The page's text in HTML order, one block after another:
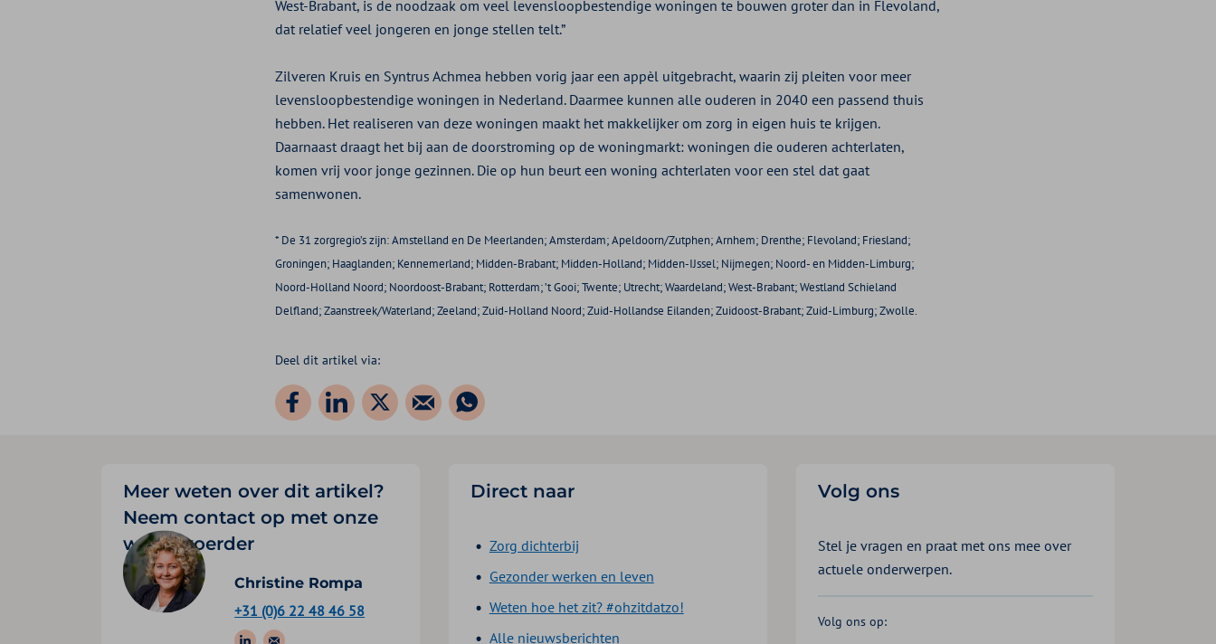
West-Brabant, is de noodzaak om veel levensloopbestendige woningen te bouwen groter dan in Flevoland,
dat relatief veel jongeren en jonge stellen telt.”
Zilveren Kruis en Syntrus Achmea hebben vorig jaar een appèl uitgebracht, waarin zij pleiten voor meer
levensloopbestendige woningen in Nederland. Daarmee kunnen alle ouderen in 2040 een passend thuis
hebben. Het realiseren van deze woningen maakt het makkelijker om zorg in eigen huis te krijgen.
Daarnaast draagt het bij aan de doorstroming op de woningmarkt: woningen die ouderen achterlaten,
komen vrij voor jonge gezinnen. Die op hun beurt een woning achterlaten voor een stel dat gaat
samenwonen.
* De 31 zorgregio’s zijn: Amstelland en De Meerlanden; Amsterdam; Apeldoorn/Zutphen; Arnhem; Drenthe; Flevoland; Friesland;
Groningen; Haaglanden; Kennemerland; Midden-Brabant; Midden-Holland; Midden-IJssel; Nijmegen; Noord- en Midden-Limburg;
Noord-Holland Noord; Noordoost-Brabant; Rotterdam; ’t Gooi; Twente; Utrecht; Waardeland; West-Brabant; Westland Schieland
Delfland; Zaanstreek/Waterland; Zeeland; Zuid-Holland Noord; Zuid-Hollandse Eilanden; Zuidoost-Brabant; Zuid-Limburg; Zwolle.
Deel dit artikel via:
Meer weten over dit artikel?
Neem contact op met onze
woordvoerder
Christine Rompa
+31 (0)6 22 48 46 58
Direct naar
Zorg dichterbij
Gezonder werken en leven
Weten hoe het zit? #ohzitdatzo!
Alle nieuwsberichten
Volg ons
Stel je vragen en praat met ons mee over
actuele onderwerpen.
Volg ons op: